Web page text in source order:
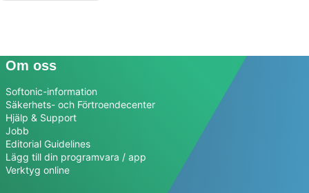
Om oss
Softonic-information
Säkerhets- och Förtroendecenter
Hjälp & Support
Jobb
Editorial Guidelines
Lägg till din programvara / app
Verktyg online